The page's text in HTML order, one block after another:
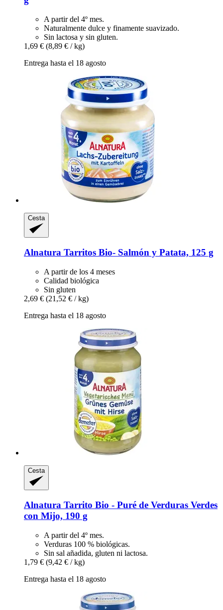
A partir del 4º mes.
Naturalmente dulce y finamente suavizado.
Sin lactosa y sin gluten.
1,69 € (8,89 € / kg)
Entrega hasta el 18 agosto
Cesta
Alnatura Tarritos Bio-​ Salmón y Patata, 125 g
A partir de los 4 meses
Calidad biológica
Sin gluten
2,69 € (21,52 € / kg)
Entrega hasta el 18 agosto
Cesta
Alnatura Tarrito Bio -​ Puré de Verduras Verdes
con Mijo, 190 g
A partir del 4º mes.
Verduras 100 % biológicas.
Sin sal añadida, gluten ni lactosa.
1,79 € (9,42 € / kg)
Entrega hasta el 18 agosto